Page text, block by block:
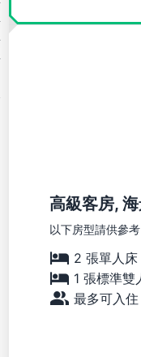
高級客房,
以下房型請供參
2 張單人床
1 張標準雙
最多可入